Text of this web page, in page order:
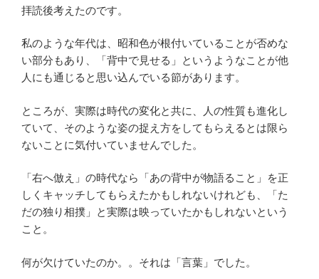
拝読後考えたのです。
私のような年代は、昭和色が根付いていることが否めな
い部分もあり、「背中で見せる」というようなことが他
人にも通じると思い込んでいる節があります。
ところが、実際は時代の変化と共に、人の性質も進化し
ていて、そのような姿の捉え方をしてもらえるとは限ら
ないことに気付いていませんでした。
「右へ倣え」の時代なら「あの背中が物語ること」を正
しくキャッチしてもらえたかもしれないけれども、「た
だの独り相撲」と実際は映っていたかもしれないという
こと。
何が欠けていたのか。。それは「言葉」でした。